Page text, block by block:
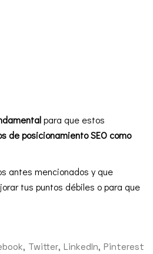
para que estos
de posicionamiento SEO como
antes mencionados y que
tus puntos débiles o para que
Twitter LinkedIn Pinterest